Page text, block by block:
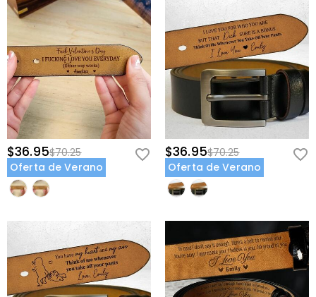
$36.95$70.25
Oferta de Verano
$36.95$70.25
Oferta de Verano